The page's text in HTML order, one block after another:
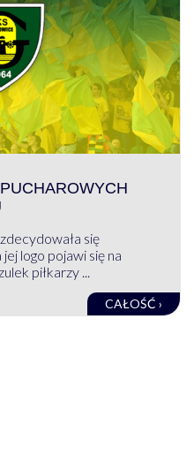
się
logo pojawi się na
piłkarzy ...
CAŁOŚĆ ›